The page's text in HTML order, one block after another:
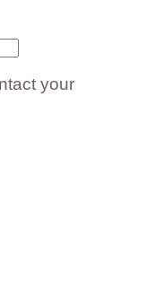
your